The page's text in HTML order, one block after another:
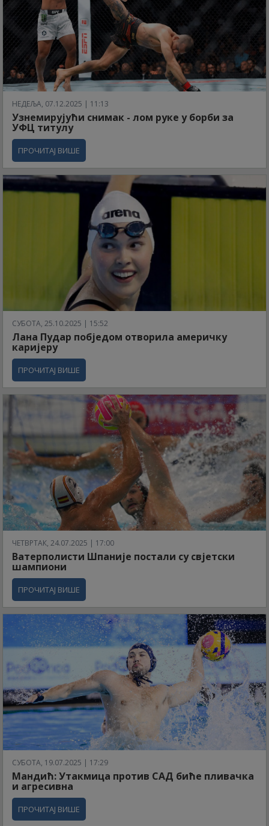
НЕДЕЉА, 07.12.2025 | 11:13
Узнемирујући снимак - лом руке у борби за
УФЦ титулу
ПРОЧИТАЈ ВИШЕ
СУБОТА, 25.10.2025 | 15:52
Лана Пудар побједом отворила америчку
каријеру
ПРОЧИТАЈ ВИШЕ
ЧЕТВРТАК, 24.07.2025 | 17:00
Ватерполисти Шпаније постали су свјетски
шампиони
ПРОЧИТАЈ ВИШЕ
СУБОТА, 19.07.2025 | 17:29
Мандић: Утакмица против САД биће пливачка
и агресивна
ПРОЧИТАЈ ВИШЕ